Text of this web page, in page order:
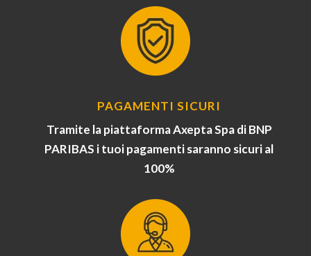
PAGAMENTI SICURI
Tramite la piattaforma Axepta Spa di BNP
PARIBAS i tuoi pagamenti saranno sicuri al
100%